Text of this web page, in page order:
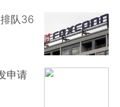
队36
申请